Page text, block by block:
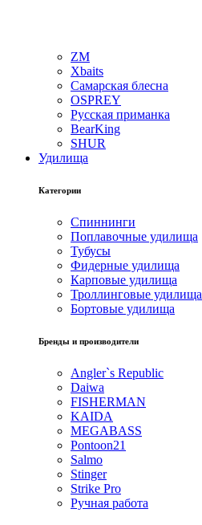
ZM
Xbaits
Самарская блесна
OSPREY
Русская приманка
BearKing
SHUR
Удилища
Категории
Спиннинги
Поплавочные удилища
Тубусы
Фидерные удилища
Карповые удилища
Троллинговые удилища
Бортовые удилища
Бренды и производители
Angler`s Republic
Daiwa
FISHERMAN
KAIDA
MEGABASS
Pontoon21
Salmo
Stinger
Strike Pro
Ручная работа